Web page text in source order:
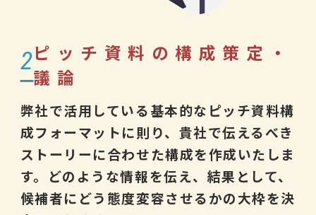
2ピッチ資料の構成策定・
議論
弊社で活用している基本的なピッチ資料構
成フォーマットに則り、貴社で伝えるべき
ストーリーに合わせた構成を作成いたしま
す。どのような情報を伝え、結果として、
候補者にどう態度変容させるかの大枠を決